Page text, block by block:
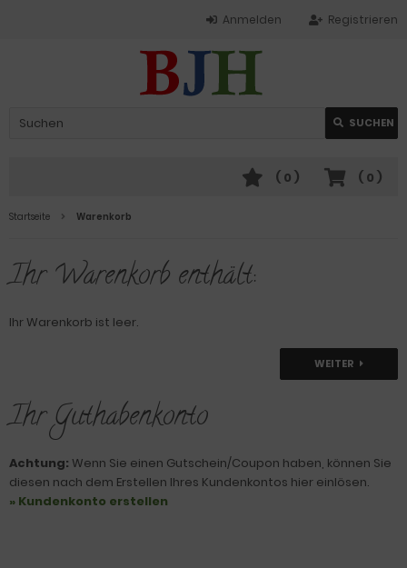
Registrieren
Anmelden
SUCHEN
( 0 )
( 0 )
Startseite Warenkorb
Ihr Warenkorb enthält:
Ihr Warenkorb ist leer.
WEITER
Ihr Guthabenkonto
Achtung: Wenn Sie einen Gutschein/Coupon haben, können Sie
diesen nach dem Erstellen Ihres Kundenkontos hier einlösen.
» Kundenkonto erstellen